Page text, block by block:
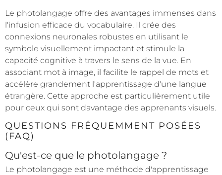
Le photolangage offre des avantages immenses dans
l'infusion efficace du vocabulaire. Il crée des
connexions neuronales robustes en utilisant le
symbole visuellement impactant et stimule la
capacité cognitive à travers le sens de la vue. En
associant mot à image, il facilite le rappel de mots et
accélère grandement l'apprentissage d'une langue
étrangère. Cette approche est particulièrement utile
pour ceux qui sont davantage des apprenants visuels.
QUESTIONS FRÉQUEMMENT POSÉES
(FAQ)
Qu'est-ce que le photolangage ?
Le photolangage est une méthode d'apprentissage